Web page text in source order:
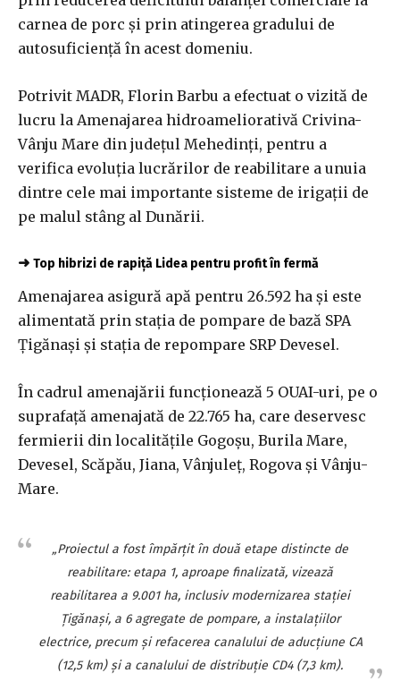
carnea de porc şi prin atingerea gradului de
autosuficienţă în acest domeniu.
Potrivit MADR, Florin Barbu a efectuat o vizită de
lucru la Amenajarea hidroameliorativă Crivina-
Vânju Mare din judeţul Mehedinţi, pentru a
verifica evoluţia lucrărilor de reabilitare a unuia
dintre cele mai importante sisteme de irigaţii de
pe malul stâng al Dunării.
➜ Top hibrizi de rapiță Lidea pentru profit în fermă
Amenajarea asigură apă pentru 26.592 ha şi este
alimentată prin staţia de pompare de bază SPA
Ţigănaşi şi staţia de repompare SRP Devesel.
În cadrul amenajării funcţionează 5 OUAI-uri, pe o
suprafaţă amenajată de 22.765 ha, care deservesc
fermierii din localităţile Gogoşu, Burila Mare,
Devesel, Scăpău, Jiana, Vânjuleţ, Rogova şi Vânju-
Mare.
„Proiectul a fost împărţit în două etape distincte de
reabilitare: etapa 1, aproape finalizată, vizează
reabilitarea a 9.001 ha, inclusiv modernizarea staţiei
Ţigănaşi, a 6 agregate de pompare, a instalaţiilor
electrice, precum şi refacerea canalului de aducţiune CA
(12,5 km) şi a canalului de distribuţie CD4 (7,3 km).